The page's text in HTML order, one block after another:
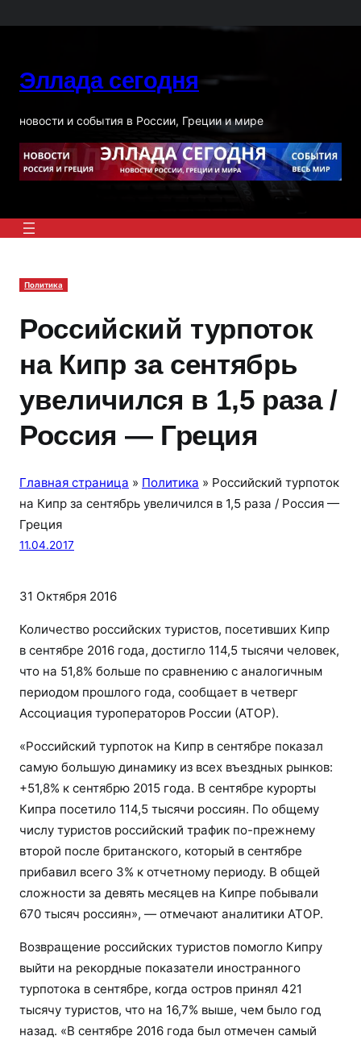
к
Эллада сегодня
новости и события в России, Греции и мире
Политика
Российский турпоток
на Кипр за сентябрь
увеличился в 1,5 раза /
Россия — Греция
Главная страница » Политика » Российский турпоток
на Кипр за сентябрь увеличился в 1,5 раза / Россия —
Греция
11.04.2017
31 Октября 2016
Количество российских туристов, посетивших Кипр
в сентябре 2016 года, достигло 114,5 тысячи человек,
что на 51,8% больше по сравнению с аналогичным
периодом прошлого года, сообщает в четверг
Ассоциация туроператоров России (АТОР).
«Российский турпоток на Кипр в сентябре показал
самую большую динамику из всех въездных рынков:
+51,8% к сентябрю 2015 года. В сентябре курорты
Кипра посетило 114,5 тысячи россиян. По общему
числу туристов российский трафик по-прежнему
второй после британского, который в сентябре
прибавил всего 3% к отчетному периоду. В общей
сложности за девять месяцев на Кипре побывали
670 тысяч россиян», — отмечают аналитики АТОР.
Возвращение российских туристов помогло Кипру
выйти на рекордные показатели иностранного
турпотока в сентябре, когда остров принял 421
тысячу туристов, что на 16,7% выше, чем было год
назад. «В сентябре 2016 года был отмечен самый